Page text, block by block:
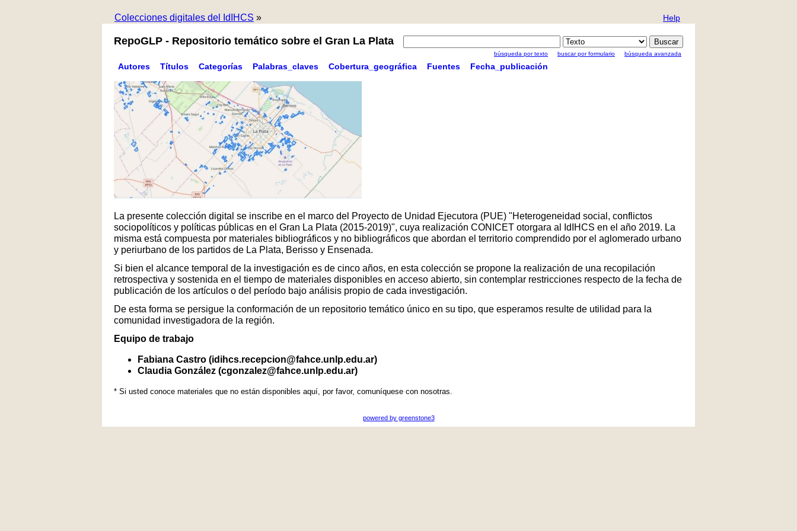
Colecciones digitales del IdIHCS » Help
RepoGLP - Repositorio temático sobre el Gran La Plata
búsqueda por texto buscar por formulario búsqueda avanzada
Autores Títulos Categorías Palabras_claves Cobertura_geográfica Fuentes Fecha_publicación
La presente colección digital se inscribe en el marco del Proyecto de Unidad Ejecutora (PUE) "Heterogeneidad social, conflictos
sociopolíticos y políticas públicas en el Gran La Plata (2015-2019)", cuya realización CONICET otorgara al IdIHCS en el año 2019. La
misma está compuesta por materiales bibliográficos y no bibliográficos que abordan el territorio comprendido por el aglomerado urbano
y periurbano de los partidos de La Plata, Berisso y Ensenada.
Si bien el alcance temporal de la investigación es de cinco años, en esta colección se propone la realización de una recopilación
retrospectiva y sostenida en el tiempo de materiales disponibles en acceso abierto, sin contemplar restricciones respecto de la fecha de
publicación de los artículos o del período bajo análisis propio de cada investigación.
De esta forma se persigue la conformación de un repositorio temático único en su tipo, que esperamos resulte de utilidad para la
comunidad investigadora de la región.
Equipo de trabajo
Fabiana Castro (idihcs.recepcion@fahce.unlp.edu.ar)
Claudia González (cgonzalez@fahce.unlp.edu.ar)
* Si usted conoce materiales que no están disponibles aquí, por favor, comuníquese con nosotras.
powered by greenstone3